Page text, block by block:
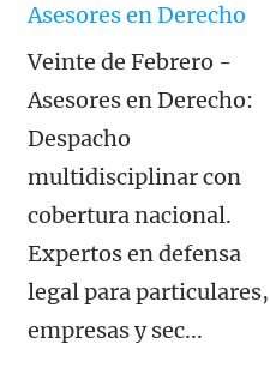
Asesores en Derecho
Veinte de Febrero -
Asesores en Derecho:
Despacho
multidisciplinar con
cobertura nacional.
Expertos en defensa
legal para particulares,
empresas y sec...